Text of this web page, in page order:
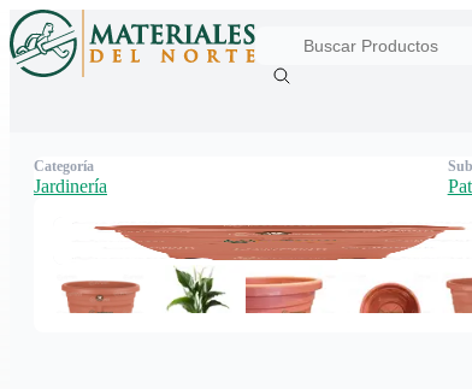
Categoría
Jardinería